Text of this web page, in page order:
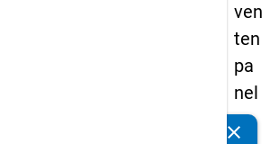
ven
ten
pa
nel
s
clear